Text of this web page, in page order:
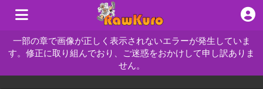
一部の章で画像が正しく表示されないエラーが発生していま
す。修正に取り組んでおり、ご迷惑をおかけして申し訳ありま
せん。